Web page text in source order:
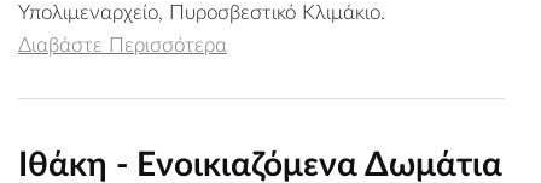
Υπολιμεναρχείο, Πυροσβεστικό Κλιμάκιο.
Διαβάστε Περισσότερα
Ιθάκη - Ενοικιαζόμενα Δωμάτια